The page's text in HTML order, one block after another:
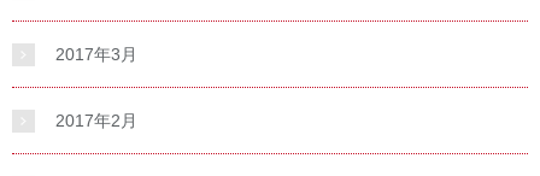
2017年3月
2017年2月